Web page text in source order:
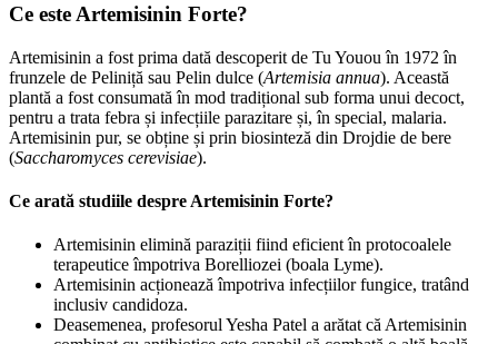
Ce este Artemisinin Forte?
Artemisinin a fost prima dată descoperit de Tu Youou în 1972 în
frunzele de Peliniță sau Pelin dulce (Artemisia annua). Această
plantă a fost consumată în mod tradițional sub forma unui decoct,
pentru a trata febra și infecțiile parazitare și, în special, malaria.
Artemisinin pur, se obține și prin biosinteză din Drojdie de bere
(Saccharomyces cerevisiae).
Ce arată studiile despre Artemisinin Forte?
Artemisinin elimină paraziții fiind eficient în protocoalele
terapeutice împotriva Borelliozei (boala Lyme).
Artemisinin acționează împotriva infecțiilor fungice, tratând
inclusiv candidoza.
Deasemenea, profesorul Yesha Patel a arătat că Artemisinin